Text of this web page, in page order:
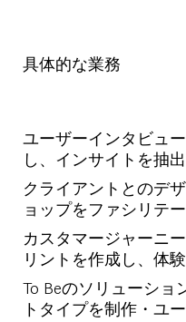
具体的な業務
ユーザーインタビュ
し、インサイトを抽
クライアントとのデ
ョップをファシリテ
カスタマージャーニ
リントを作成し、体
To Beのソリューショ
トタイプを制作・ユ